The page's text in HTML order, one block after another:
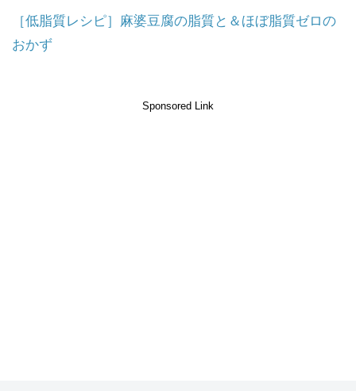
［低脂質レシピ］麻婆豆腐の脂質と＆ほぼ脂質ゼロの
おかず
Sponsored Link